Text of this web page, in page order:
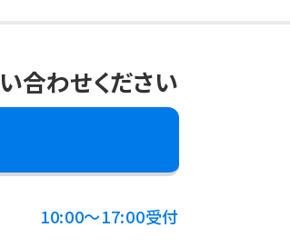
合わせください
10:00～17:00受付